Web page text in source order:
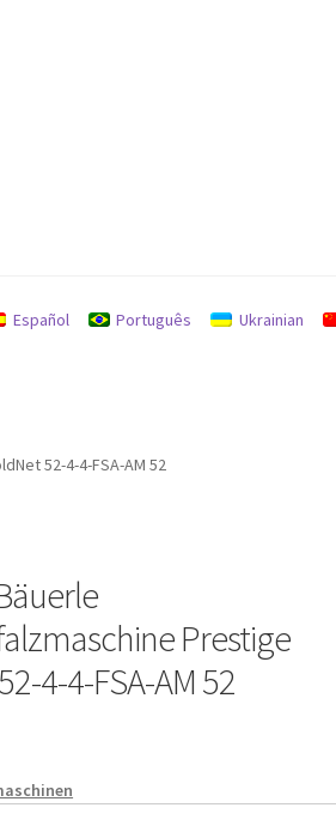
Español Português Ukrainian
52-4-4-FSA-AM 52
Prestige
4-4-FSA-AM 52